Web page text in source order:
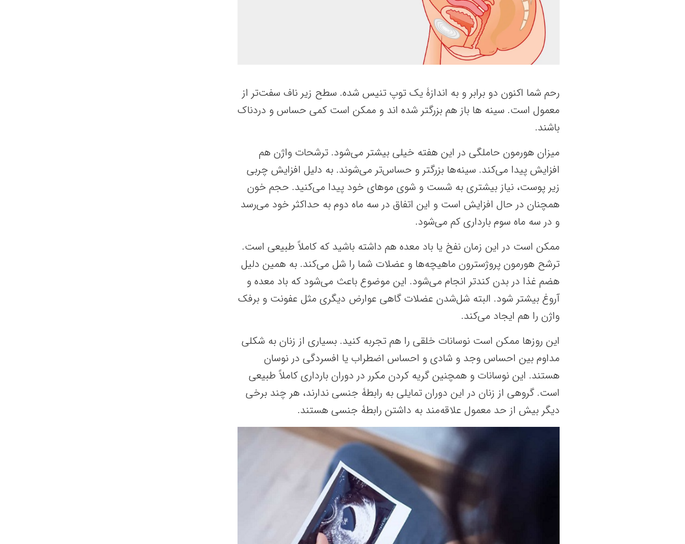
رحم شما اکنون دو برابر و به اندازۀ یک توپ تنیس شده. سطح زیر ناف سفت‌تر از
معمول است. سینه ها باز هم بزرگتر شده اند و ممکن است کمی حساس و دردناک
باشند.
میزان هورمون حاملگی در این هفته خیلی بیشتر می‌شود. ترشحات واژن هم
افزایش پیدا می‌کند. سینه‌ها بزرگتر و حساس‌تر می‌شوند. به دلیل افزایش چربی
زیر پوست، نیاز بیشتری به شست و شوی موهای خود پیدا می‌کنید. حجم خون
همچنان در حال افزایش است و این اتفاق در سه ماه دوم به حداکثر خود می‌رسد
و در سه ماه سوم بارداری کم می‌شود.
ممکن است در این زمان نفخ یا باد معده هم داشته باشید که کاملاً طبیعی است.
ترشح هورمون پروژسترون ماهیچه‌ها و عضلات شما را شل می‌کند. به همین دلیل
هضم غذا در بدن کندتر انجام می‌شود. این موضوع باعث می‌شود که باد معده و
آروغ بیشتر شود. البته شل‌شدن عضلات گاهی عوارض دیگری مثل عفونت و برفک
واژن را هم ایجاد می‌کند.
این روزها ممکن است نوسانات خلقی را هم تجربه کنید. بسیاری از زنان به شکلی
مداوم بین احساس وجد و شادی و احساس اضطراب یا افسردگی در نوسان
هستند. این نوسانات و همچنین گریه کردن مکرر در دوران بارداری کاملاً طبیعی
است. گروهی از زنان در این دوران تمایلی به رابطۀ جنسی ندارند، هر چند برخی
دیگر بیش از حد معمول علاقه‌مند به داشتن رابطۀ جنسی هستند.